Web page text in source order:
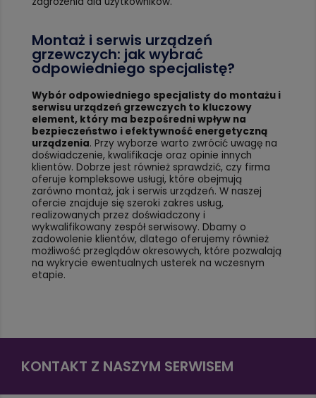
Montaż i serwis urządzeń
grzewczych: jak wybrać
odpowiedniego specjalistę?
Wybór odpowiedniego specjalisty do montażu i
serwisu urządzeń grzewczych to kluczowy
element, który ma bezpośredni wpływ na
bezpieczeństwo i efektywność energetyczną
urządzenia. Przy wyborze warto zwrócić uwagę na
doświadczenie, kwalifikacje oraz opinie innych
klientów. Dobrze jest również sprawdzić, czy firma
oferuje kompleksowe usługi, które obejmują
zarówno montaż, jak i serwis urządzeń. W naszej
ofercie znajduje się szeroki zakres usług,
realizowanych przez doświadczony i
wykwalifikowany zespół serwisowy. Dbamy o
zadowolenie klientów, dlatego oferujemy również
możliwość przeglądów okresowych, które pozwalają
na wykrycie ewentualnych usterek na wczesnym
etapie.
KONTAKT Z NASZYM SERWISEM